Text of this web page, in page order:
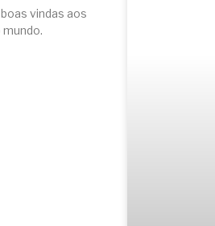
vindas aos